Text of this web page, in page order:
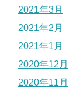
2021年3月
2021年2月
2021年1月
2020年12月
2020年11月